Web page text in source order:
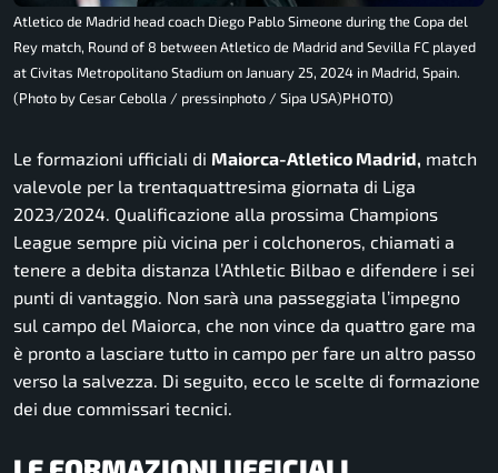
Atletico de Madrid head coach Diego Pablo Simeone during the Copa del
Rey match, Round of 8 between Atletico de Madrid and Sevilla FC played
at Civitas Metropolitano Stadium on January 25, 2024 in Madrid, Spain.
(Photo by Cesar Cebolla / pressinphoto / Sipa USA)PHOTO)
Le formazioni ufficiali di Maiorca-Atletico Madrid, match
valevole per la trentaquattresima giornata di Liga
2023/2024. Qualificazione alla prossima Champions
League sempre più vicina per i colchoneros, chiamati a
tenere a debita distanza l’Athletic Bilbao e difendere i sei
punti di vantaggio. Non sarà una passeggiata l’impegno
sul campo del Maiorca, che non vince da quattro gare ma
è pronto a lasciare tutto in campo per fare un altro passo
verso la salvezza. Di seguito, ecco le scelte di formazione
dei due commissari tecnici.